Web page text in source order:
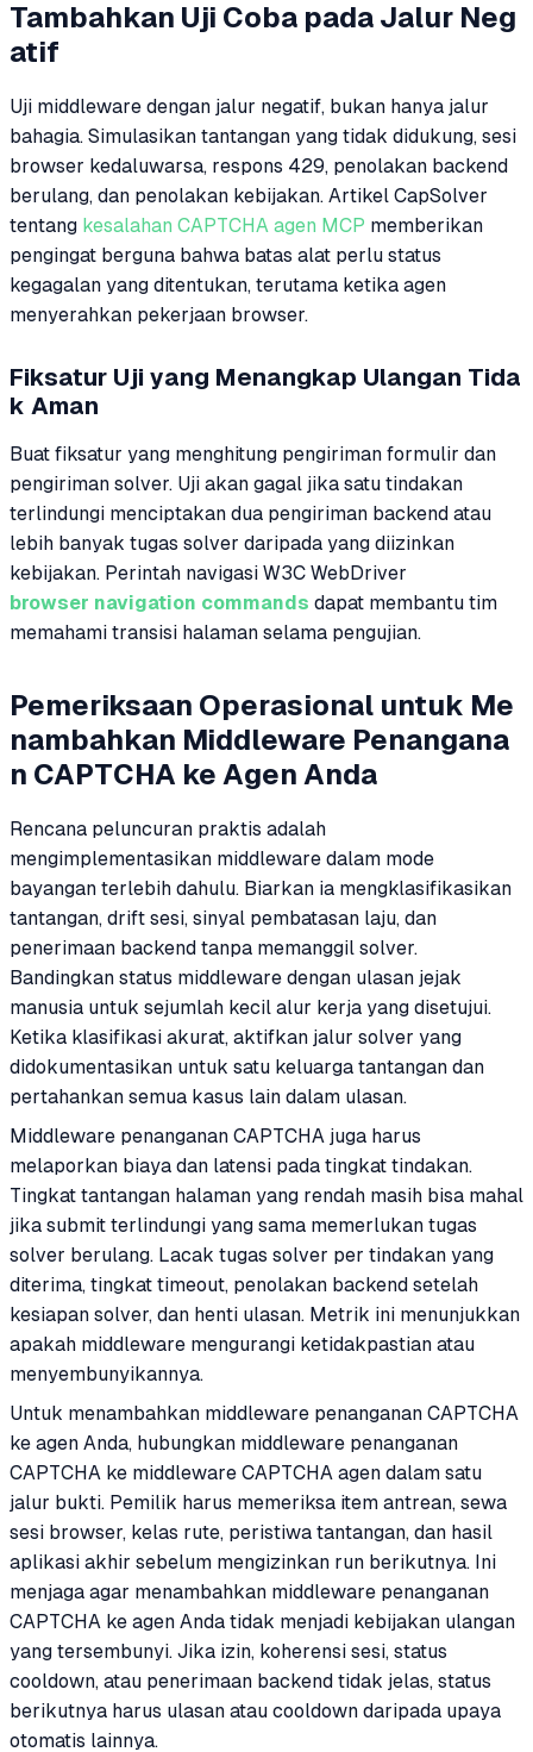
Tambahkan Uji Coba pada Jalur Neg
atif
Uji middleware dengan jalur negatif, bukan hanya jalur
bahagia. Simulasikan tantangan yang tidak didukung, sesi
browser kedaluwarsa, respons 429, penolakan backend
berulang, dan penolakan kebijakan. Artikel CapSolver
tentang kesalahan CAPTCHA agen MCP memberikan
pengingat berguna bahwa batas alat perlu status
kegagalan yang ditentukan, terutama ketika agen
menyerahkan pekerjaan browser.
Fiksatur Uji yang Menangkap Ulangan Tida
k Aman
Buat fiksatur yang menghitung pengiriman formulir dan
pengiriman solver. Uji akan gagal jika satu tindakan
terlindungi menciptakan dua pengiriman backend atau
lebih banyak tugas solver daripada yang diizinkan
kebijakan. Perintah navigasi W3C WebDriver
browser navigation commands dapat membantu tim
memahami transisi halaman selama pengujian.
Pemeriksaan Operasional untuk Me
nambahkan Middleware Penangana
n CAPTCHA ke Agen Anda
Rencana peluncuran praktis adalah
mengimplementasikan middleware dalam mode
bayangan terlebih dahulu. Biarkan ia mengklasifikasikan
tantangan, drift sesi, sinyal pembatasan laju, dan
penerimaan backend tanpa memanggil solver.
Bandingkan status middleware dengan ulasan jejak
manusia untuk sejumlah kecil alur kerja yang disetujui.
Ketika klasifikasi akurat, aktifkan jalur solver yang
didokumentasikan untuk satu keluarga tantangan dan
pertahankan semua kasus lain dalam ulasan.
Middleware penanganan CAPTCHA juga harus
melaporkan biaya dan latensi pada tingkat tindakan.
Tingkat tantangan halaman yang rendah masih bisa mahal
jika submit terlindungi yang sama memerlukan tugas
solver berulang. Lacak tugas solver per tindakan yang
diterima, tingkat timeout, penolakan backend setelah
kesiapan solver, dan henti ulasan. Metrik ini menunjukkan
apakah middleware mengurangi ketidakpastian atau
menyembunyikannya.
Untuk menambahkan middleware penanganan CAPTCHA
ke agen Anda, hubungkan middleware penanganan
CAPTCHA ke middleware CAPTCHA agen dalam satu
jalur bukti. Pemilik harus memeriksa item antrean, sewa
sesi browser, kelas rute, peristiwa tantangan, dan hasil
aplikasi akhir sebelum mengizinkan run berikutnya. Ini
menjaga agar menambahkan middleware penanganan
CAPTCHA ke agen Anda tidak menjadi kebijakan ulangan
yang tersembunyi. Jika izin, koherensi sesi, status
cooldown, atau penerimaan backend tidak jelas, status
berikutnya harus ulasan atau cooldown daripada upaya
otomatis lainnya.